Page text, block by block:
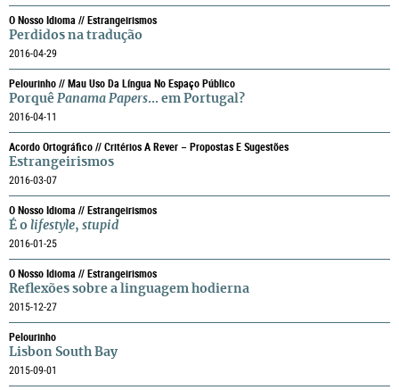
O Nosso Idioma // Estrangeirismos
Perdidos na tradução
2016-04-29
Pelourinho // Mau Uso Da Língua No Espaço Público
Porquê Panama Papers... em Portugal?
2016-04-11
Acordo Ortográfico // Critérios A Rever – Propostas E Sugestões
Estrangeirismos
2016-03-07
O Nosso Idioma // Estrangeirismos
É o lifestyle, stupid
2016-01-25
O Nosso Idioma // Estrangeirismos
Reflexões sobre a linguagem hodierna
2015-12-27
Pelourinho
Lisbon South Bay
2015-09-01